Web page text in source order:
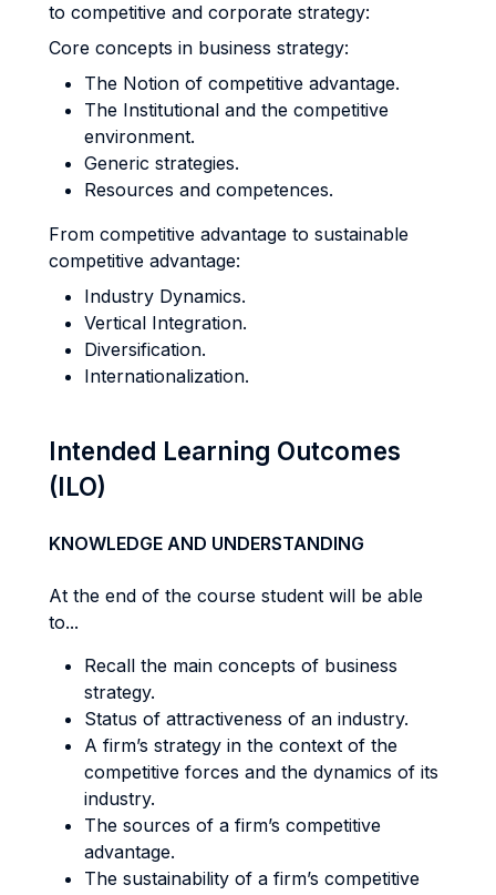
to competitive and corporate strategy:
Core concepts in business strategy:
The Notion of competitive advantage.
The Institutional and the competitive
environment.
Generic strategies.
Resources and competences.
From competitive advantage to sustainable
competitive advantage:
Industry Dynamics.
Vertical Integration.
Diversification.
Internationalization.
Intended Learning Outcomes
(ILO)
KNOWLEDGE AND UNDERSTANDING
At the end of the course student will be able
to...
Recall the main concepts of business
strategy.
Status of attractiveness of an industry.
A firm’s strategy in the context of the
competitive forces and the dynamics of its
industry.
The sources of a firm’s competitive
advantage.
The sustainability of a firm’s competitive